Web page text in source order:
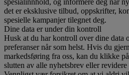
spesialinnhold, og informere deg når
det er eksklusive tilbud, oppskrifter,
spesielle kampanjer tilegnet deg.
Dine data er under din kontroll
Husk at du har kontroll over dine data
preferanser når som helst. Hvis du
markedsføring fra oss, kan du klikke
slutten av alle nyhetsbrev eller revidere